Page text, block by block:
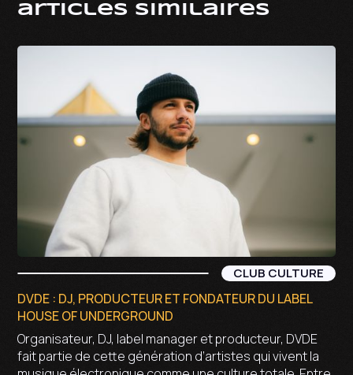
articles similaires
CLUB CULTURE
DVDE : DJ, PRODUCTEUR ET FONDATEUR DU LABEL
HOUSE OF UNDERGROUND
Organisateur, DJ, label manager et producteur, DVDE
fait partie de cette génération d’artistes qui vivent la